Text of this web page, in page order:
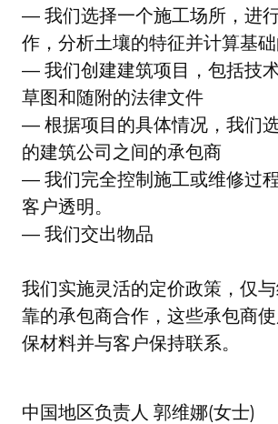
— 我们选择一个施工场所，进
作，分析土壤的特征并计算基
— 我们创建建筑项目，包括技
草图和随附的法律文件
— 根据项目的具体情况，我们
的建筑公司之间的承包商
— 我们完全控制施工或维修过
客户透明。
— 我们交出物品
我们实施灵活的定价政策，仅
靠的承包商合作，这些承包商
保材料并与客户保持联系。
中国地区负责人 郭维娜(女士)